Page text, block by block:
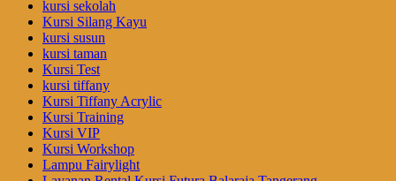
kursi sekolah
Kursi Silang Kayu
kursi susun
kursi taman
Kursi Test
kursi tiffany
Kursi Tiffany Acrylic
Kursi Training
Kursi VIP
Kursi Workshop
Lampu Fairylight